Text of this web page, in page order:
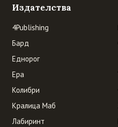
Издателства
4Publishing
Бард
Еднорог
Ера
Колибри
Кралица Маб
Лабиринт